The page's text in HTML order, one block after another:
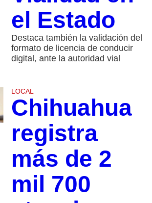
el Estado
Destaca también la validación del
formato de licencia de conducir
digital, ante la autoridad vial
LOCAL
Chihuahua
registra
más de 2
mil 700